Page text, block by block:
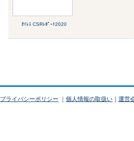
ｵｲﾚｽ CSRﾚﾎﾟｰﾄ2020
プライバシーポリシー ｜ 個人情報の取扱い ｜ 運営